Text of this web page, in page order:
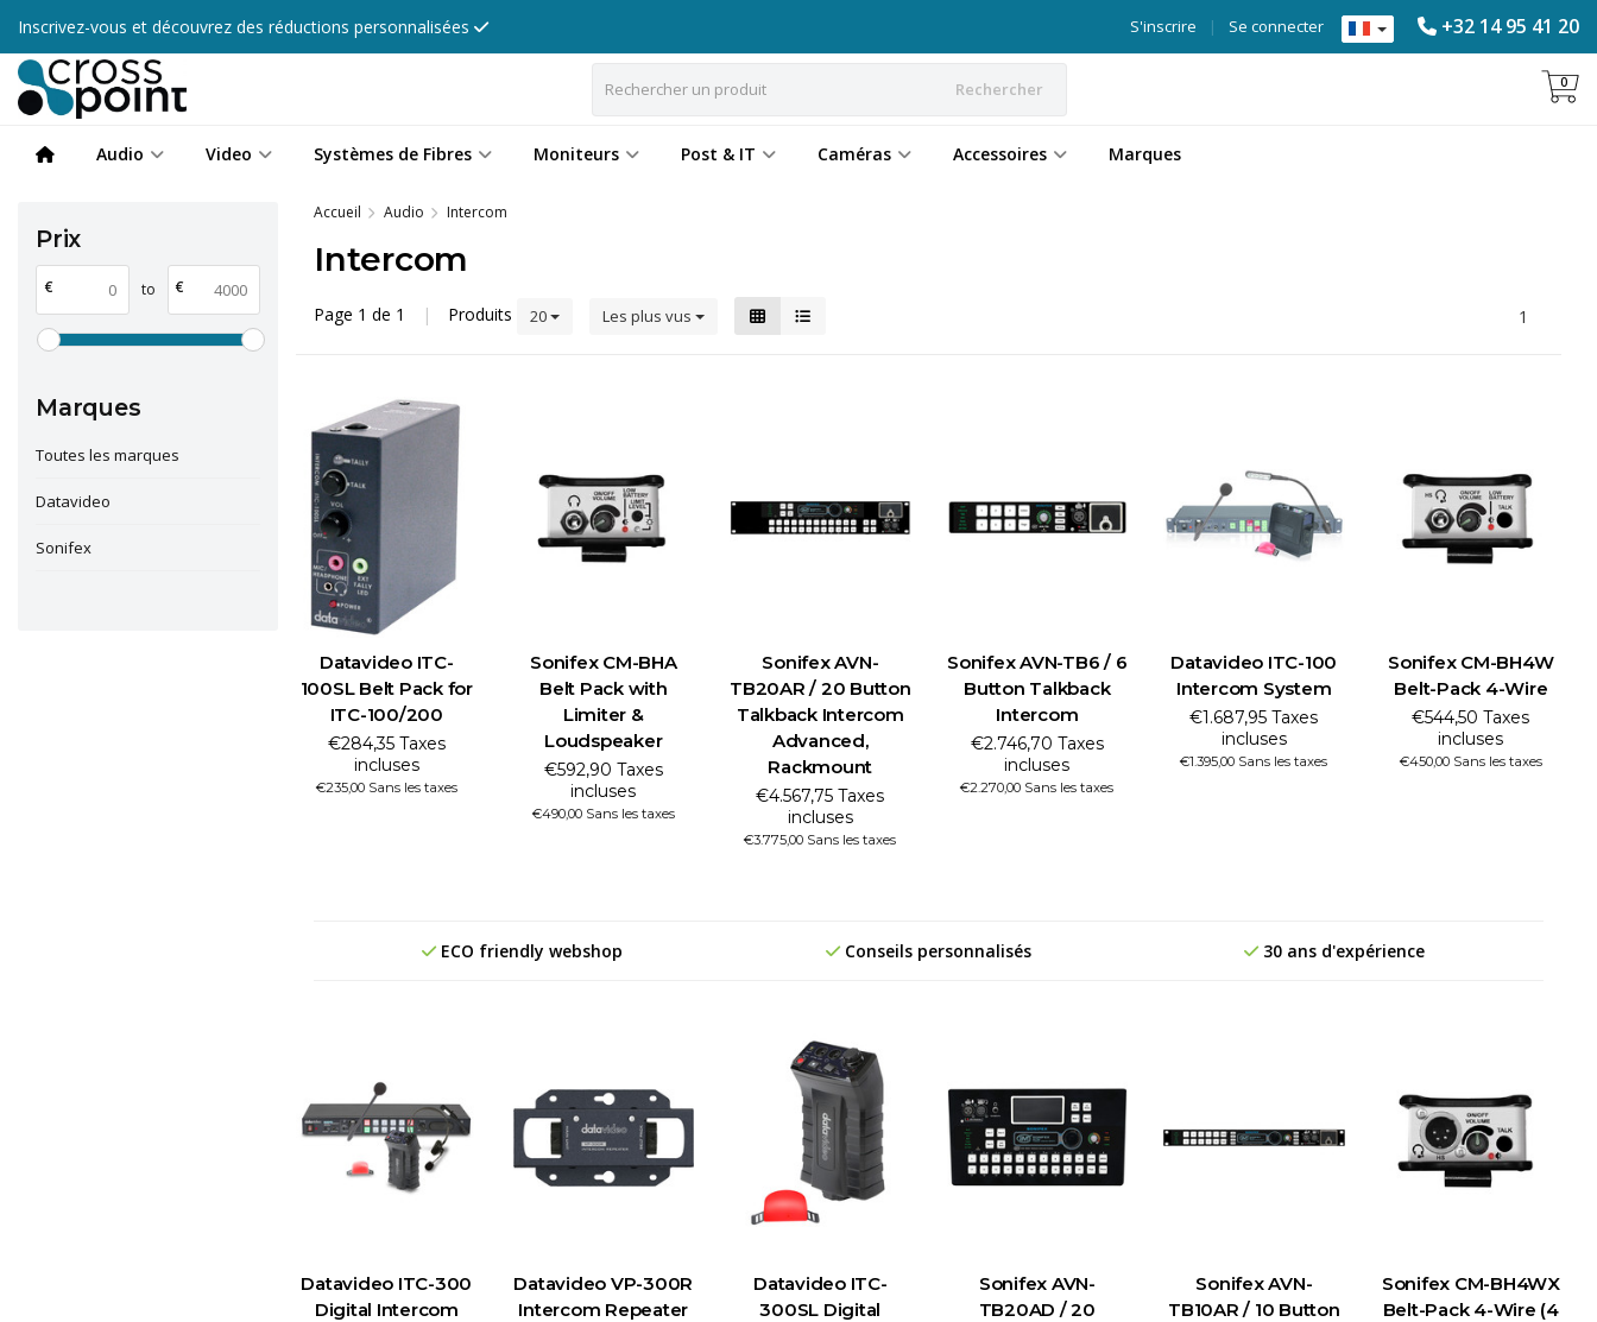
Inscrivez-vous et découvrez des réductions personnalisées +32 14 95 41 20
Se connecter
|
S'inscrire
Rechercher 0
Audio Video Systèmes de Fibres Moniteurs Post & IT Caméras Accessoires Marques
Prix
€ to €
Marques
Toutes les marques
Datavideo
Sonifex
Accueil Audio Intercom
Intercom
Page 1 de 1 | Produits 20 Les plus vus 1
Datavideo ITC-
100SL Belt Pack for
ITC-100/200
€284,35 Taxes
incluses
€235,00 Sans les taxes
Sonifex CM-BHA
Belt Pack with
Limiter &
Loudspeaker
€592,90 Taxes
incluses
€490,00 Sans les taxes
Sonifex AVN-
TB20AR / 20 Button
Talkback Intercom
Advanced,
Rackmount
€4.567,75 Taxes
incluses
€3.775,00 Sans les taxes
Sonifex AVN-TB6 / 6
Button Talkback
Intercom
€2.746,70 Taxes
incluses
€2.270,00 Sans les taxes
Datavideo ITC-100
Intercom System
€1.687,95 Taxes
incluses
€1.395,00 Sans les taxes
Sonifex CM-BH4W
Belt-Pack 4-Wire
€544,50 Taxes
incluses
€450,00 Sans les taxes
ECO friendly webshop Conseils personnalisés 30 ans d'expérience
Datavideo ITC-300
Digital Intercom
Datavideo VP-300R
Intercom Repeater
Datavideo ITC-
300SL Digital
Sonifex AVN-
TB20AD / 20
Sonifex AVN-
TB10AR / 10 Button
Sonifex CM-BH4WX
Belt-Pack 4-Wire (4